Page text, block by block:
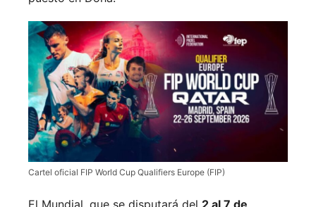
Cartel oficial FIP World Cup Qualifiers Europe (FIP)